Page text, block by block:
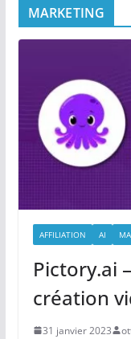
MARKETING
AFFILIATION AI
Pictory.ai
création
31 janvier 2023